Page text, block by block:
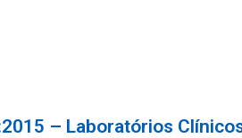
– Laboratórios